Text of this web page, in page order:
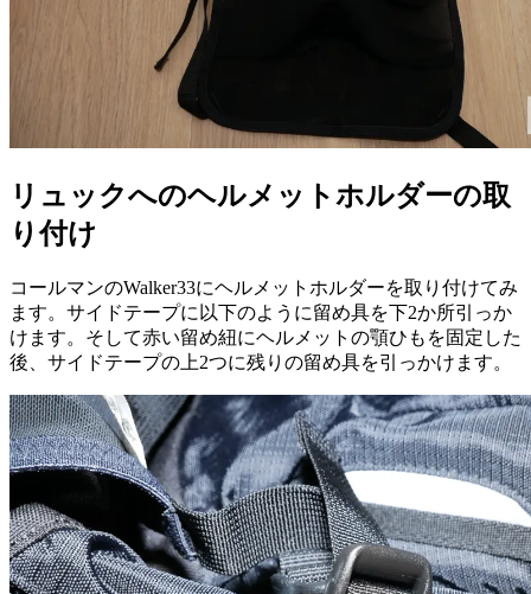
リュックへのヘルメットホルダーの取
り付け
コールマンのWalker33にヘルメットホルダーを取り付けてみ
ます。サイドテープに以下のように留め具を下2か所引っか
けます。そして赤い留め紐にヘルメットの顎ひもを固定した
後、サイドテープの上2つに残りの留め具を引っかけます。